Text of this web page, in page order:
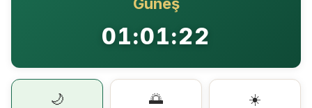
16:48 | Kaymakam Kaptanoğlu’ndan Kıbrıs Gazisi Recep Kıral’a iftar ziyareti
01:01:22
🌙 🌅 ☀️